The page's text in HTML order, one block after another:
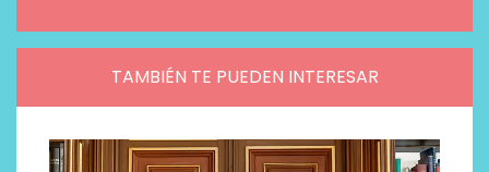
TAMBIÉN TE PUEDEN INTERESAR